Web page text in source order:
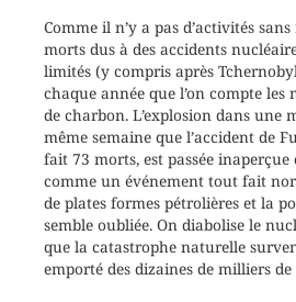
Comme il n’y a pas d’activités
morts dus à des accidents
limités (y compris après
chaque année que l’on compte les
de charbon. L’explosion dans une
même semaine que l’accident de
fait 73 morts, est passée inaperçue
comme un événement tout fait
de plates formes pétrolières et la
semble oubliée. On diabolise le
que la catastrophe naturelle
emporté des dizaines de milliers de